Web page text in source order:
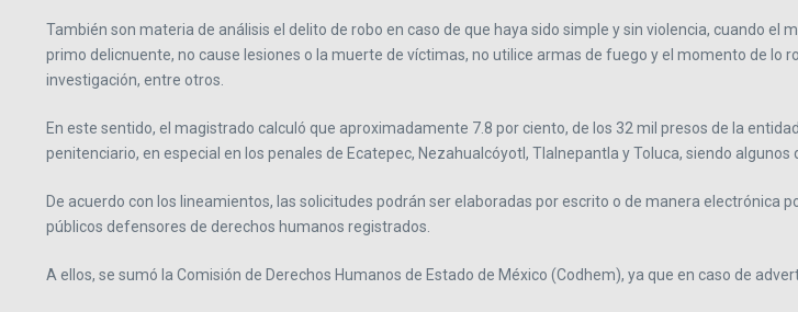
También son materia de análisis el delito de robo en caso de que haya sido simple y sin violencia, cuando el
primo delicnuente, no cause lesiones o la muerte de víctimas, no utilice armas de fuego y el momento de lo
investigación, entre otros.
En este sentido, el magistrado calculó que aproximadamente 7.8 por ciento, de los 32 mil presos de la
penitenciario, en especial en los penales de Ecatepec, Nezahualcóyotl, Tlalnepantla y Toluca, siendo algunos
De acuerdo con los lineamientos, las solicitudes podrán ser elaboradas por escrito o de manera
públicos defensores de derechos humanos registrados.
A ellos, se sumó la Comisión de Derechos Humanos de Estado de México (Codhem), ya que en caso de